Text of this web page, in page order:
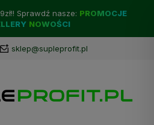
Sprawdź nasze: PROMOCJE
NOWOŚCI
sklep@supleprofit.pl